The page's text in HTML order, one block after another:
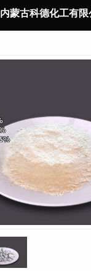
内蒙古科德化工有限